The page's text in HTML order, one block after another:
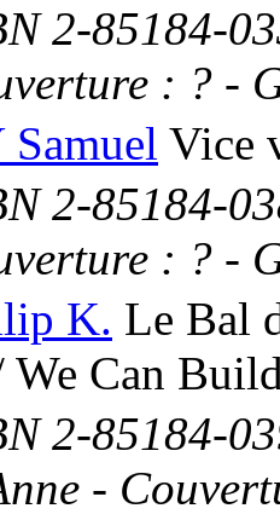
2-85184-
: ? -
Vice
2-85184-
: ? -
K. Le Bal
We Can
2-85184-
-